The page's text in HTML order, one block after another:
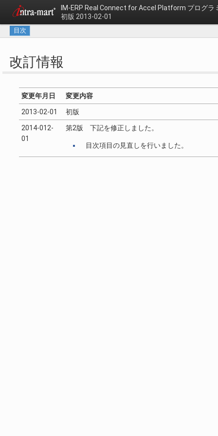
IM-ERP Real Connect for Accel Platform プログラ
初版 2013-02-01
目次
改訂情報
変更年月日 変更内容
2013-02-01 初版
2014-012-
01
第2版 下記を修正しました。
目次項目の見直しを行いました。